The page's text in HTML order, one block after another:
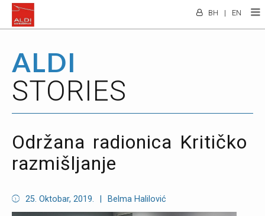
EN
|
BH
ALDI
STORIES
Održana radionica Kritičko
razmišljanje
25. Oktobar, 2019. Belma Halilović